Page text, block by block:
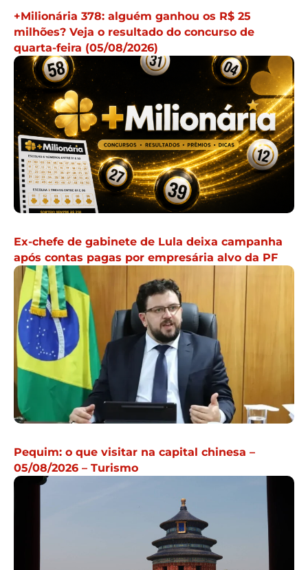
+Milionária 378: alguém ganhou os R$ 25
milhões? Veja o resultado do concurso de
quarta-feira (05/08/2026)
Ex-chefe de gabinete de Lula deixa campanha
após contas pagas por empresária alvo da PF
Pequim: o que visitar na capital chinesa –
05/08/2026 – Turismo